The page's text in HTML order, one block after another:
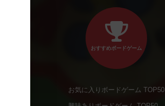
おすすめボードゲーム
お気に入りボードゲーム TOP50